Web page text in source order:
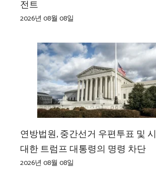
전트
2026년 08월 08일
연방법원, 중간선거 우편투표 및
대한 트럼프 대통령의 명령 차단
2026년 08월 08일